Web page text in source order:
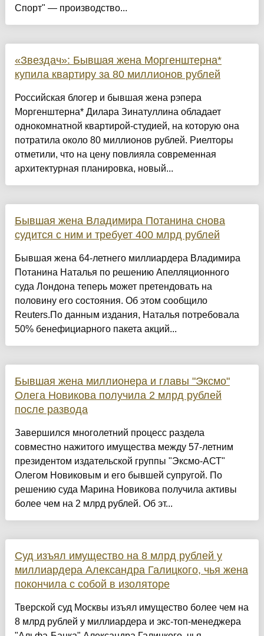
Спорт" — производство...
«Звездач»: Бывшая жена Моргенштерна*
купила квартиру за 80 миллионов рублей
Российская блогер и бывшая жена рэпера
Моргенштерна* Дилара Зинатуллина обладает
однокомнатной квартирой-студией, на которую она
потратила около 80 миллионов рублей. Риелторы
отметили, что на цену повлияла современная
архитектурная планировка, новый...
Бывшая жена Владимира Потанина снова
судится с ним и требует 400 млрд рублей
Бывшая жена 64-летнего миллиардера Владимира
Потанина Наталья по решению Апелляционного
суда Лондона теперь может претендовать на
половину его состояния. Об этом сообщило
Reuters.По данным издания, Наталья потребовала
50% бенефициарного пакета акций...
Бывшая жена миллионера и главы "Эксмо"
Олега Новикова получила 2 млрд рублей
после развода
Завершился многолетний процесс раздела
совместно нажитого имущества между 57-летним
президентом издательской группы "Эксмо-АСТ"
Олегом Новиковым и его бывшей супругой. По
решению суда Марина Новикова получила активы
более чем на 2 млрд рублей. Об эт...
Суд изъял имущество на 8 млрд рублей у
миллиардера Александра Галицкого, чья жена
покончила с собой в изоляторе
Тверской суд Москвы изъял имущество более чем на
8 млрд рублей у миллиардера и экс-топ-менеджера